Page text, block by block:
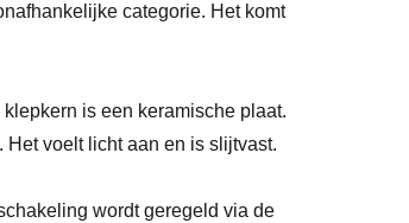
categorie. Het komt
is een keramische plaat.
voelt licht aan en is slijtvast.
wordt geregeld via de